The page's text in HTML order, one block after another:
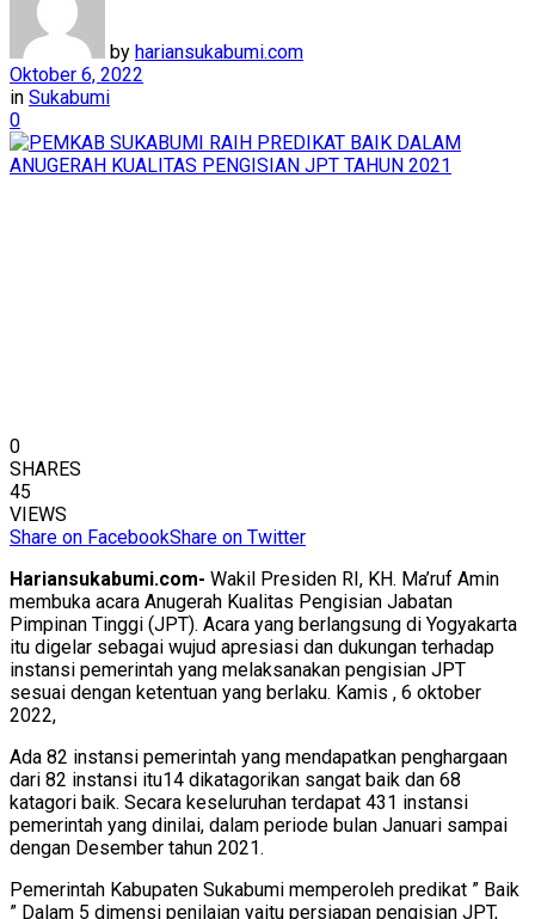
by hariansukabumi.com
Oktober 6, 2022
in Sukabumi
0
0
SHARES
45
VIEWS
Share on FacebookShare on Twitter
Hariansukabumi.com- Wakil Presiden RI, KH. Ma’ruf Amin
membuka acara Anugerah Kualitas Pengisian Jabatan
Pimpinan Tinggi (JPT). Acara yang berlangsung di Yogyakarta
itu digelar sebagai wujud apresiasi dan dukungan terhadap
instansi pemerintah yang melaksanakan pengisian JPT
sesuai dengan ketentuan yang berlaku. Kamis , 6 oktober
2022,
Ada 82 instansi pemerintah yang mendapatkan penghargaan
dari 82 instansi itu14 dikatagorikan sangat baik dan 68
katagori baik. Secara keseluruhan terdapat 431 instansi
pemerintah yang dinilai, dalam periode bulan Januari sampai
dengan Desember tahun 2021.
Pemerintah Kabupaten Sukabumi memperoleh predikat ” Baik
” Dalam 5 dimensi penilaian yaitu persiapan pengisian JPT,